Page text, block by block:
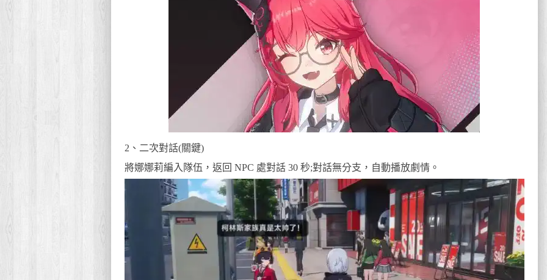
2、二次對話(關鍵)
將娜娜莉編入隊伍，返回 NPC 處對話 30 秒;對話無分支，自動播放劇情。